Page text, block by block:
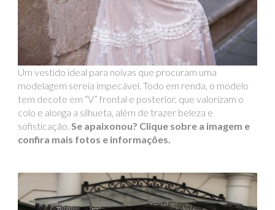
Um vestido ideal para noivas que procuram uma
modelagem sereia impecável. Todo em renda, o modelo
tem decote em “V” frontal e posterior, que valorizam o
colo e alonga a silhueta, além de trazer beleza e
sofisticação. Se apaixonou? Clique sobre a imagem e
confira mais fotos e informações.